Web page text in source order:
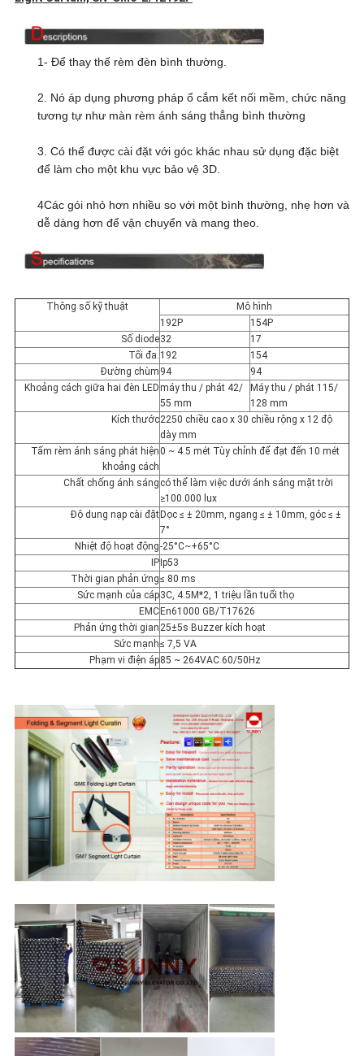
TRƯỜNG
HỢP
TRANG
PRIVACY
POLICY
1- Để thay thế rèm đèn bình thường.
2. Nó áp dụng phương pháp ổ cắm kết nối mềm, chức năng
tương tự như màn rèm ánh sáng thẳng bình thường
3. Có thể được cài đặt với góc khác nhau sử dụng đặc biệt
để làm cho một khu vực bảo vệ 3D.
4Các gói nhỏ hơn nhiều so với một bình thường, nhẹ hơn và
dễ dàng hơn để vận chuyển và mang theo.
Thông số kỹ thuật
Mô hình
192P
154P
Số diode32
17
Tối đa. 192
154
Đường chùm 94
94
Khoảng cách giữa hai đèn LEDmáy thu / phát 42/
55 mm
Máy thu / phát 115/
128 mm
Kích thước2250 chiều cao x 30 chiều rộng x 12 độ
dày mm
Tấm rèm ánh sáng phát hiện
khoảng cách
0 ~ 4.5 mét Tùy chỉnh để đạt đến 10 mét
Chất chống ánh sáng có thể làm việc dưới ánh sáng mặt trời
≥100.000 lux
Độ dung nạp cài đặt Dọc ≤ ± 20mm, ngang ≤ ± 10mm, góc ≤ ±
7°
Nhiệt độ hoạt động-25°C~+65°C
IP Ip53
Thời gian phản ứng≤ 80 ms
Sức mạnh của cáp3C, 4.5M*2, 1 triệu lần tuổi thọ
EMC En61000 GB/T17626
Phản ứng thời gian25±5s Buzzer kích hoạt
Sức mạnh≤ 7,5 VA
Phạm vi điện áp85 ~ 264VAC 60/50Hz